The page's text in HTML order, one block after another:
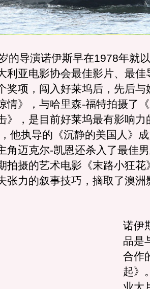
导演诺伊斯早在1978年就
利亚电影协会最佳影片、最佳
奖项，闯入好莱坞后，先后与
情》，与哈里森-福特拍摄了
》，是目前好莱坞最有影响力
他执导的《沉静的美国人》
角迈克尔-凯恩还杀入了最佳
拍摄的艺术电影《末路小狂花
张力的叙事技巧，摘取了澳洲
诺伊
品是
合作
起》